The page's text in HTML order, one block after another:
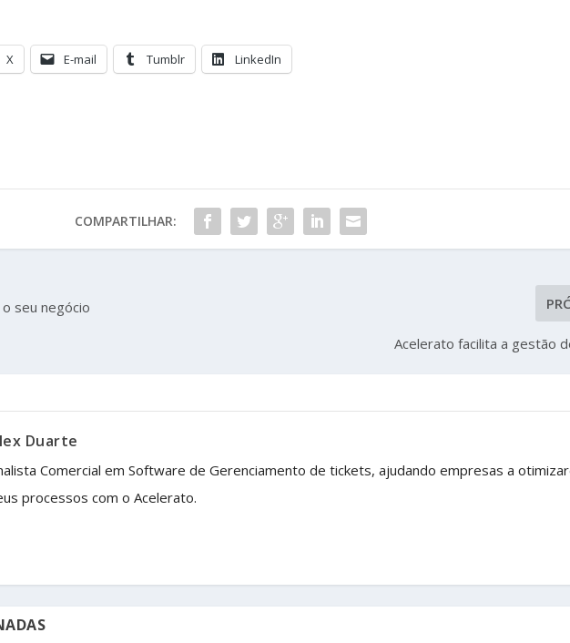
X E-mail Tumblr LinkedIn
COMPARTILHAR:
seu negócio
Acelerato facilita a gestão
Duarte
Comercial em Software de Gerenciamento de tickets, ajudando empresas a
processos com o Acelerato.